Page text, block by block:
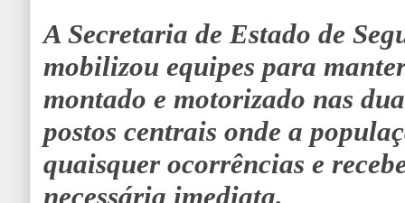
A Secretaria de Estado de
mobilizou equipes para
montado e motorizado nas
postos centrais onde a
quaisquer ocorrências e
necessária imediata.